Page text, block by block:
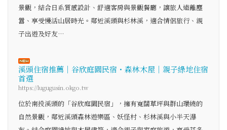
景觀，結合日系質感設計、舒適客房與景觀餐廳，讓旅人遠離塵
囂、享受慢活山居時光。鄰近溪頭與杉林溪，適合情侶旅行、親
子出遊及好友…
溪頭住宿推薦｜谷欣庭園民宿・森林木屋｜親子綠地住宿
首選
https://lugugusin.okgo.tw
位於南投溪頭的「谷欣庭園民宿」，擁有寬闊草坪與群山環繞的
自然景觀，鄰近溪頭森林遊樂區、妖怪村、杉林溪與小半天瀑